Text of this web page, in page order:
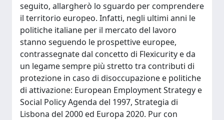
seguito, allargherò lo sguardo per comprendere
il territorio europeo. Infatti, negli ultimi anni le
politiche italiane per il mercato del lavoro
stanno seguendo le prospettive europee,
contrassegnate dal concetto di Flexicurity e da
un legame sempre più stretto tra contributi di
protezione in caso di disoccupazione e politiche
di attivazione: European Employment Strategy e
Social Policy Agenda del 1997, Strategia di
Lisbona del 2000 ed Europa 2020. Pur con